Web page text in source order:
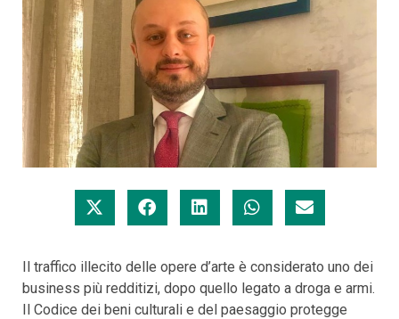
Il traffico illecito delle opere d’arte è considerato uno dei
business più redditizi, dopo quello legato a droga e armi.
Il Codice dei beni culturali e del paesaggio protegge